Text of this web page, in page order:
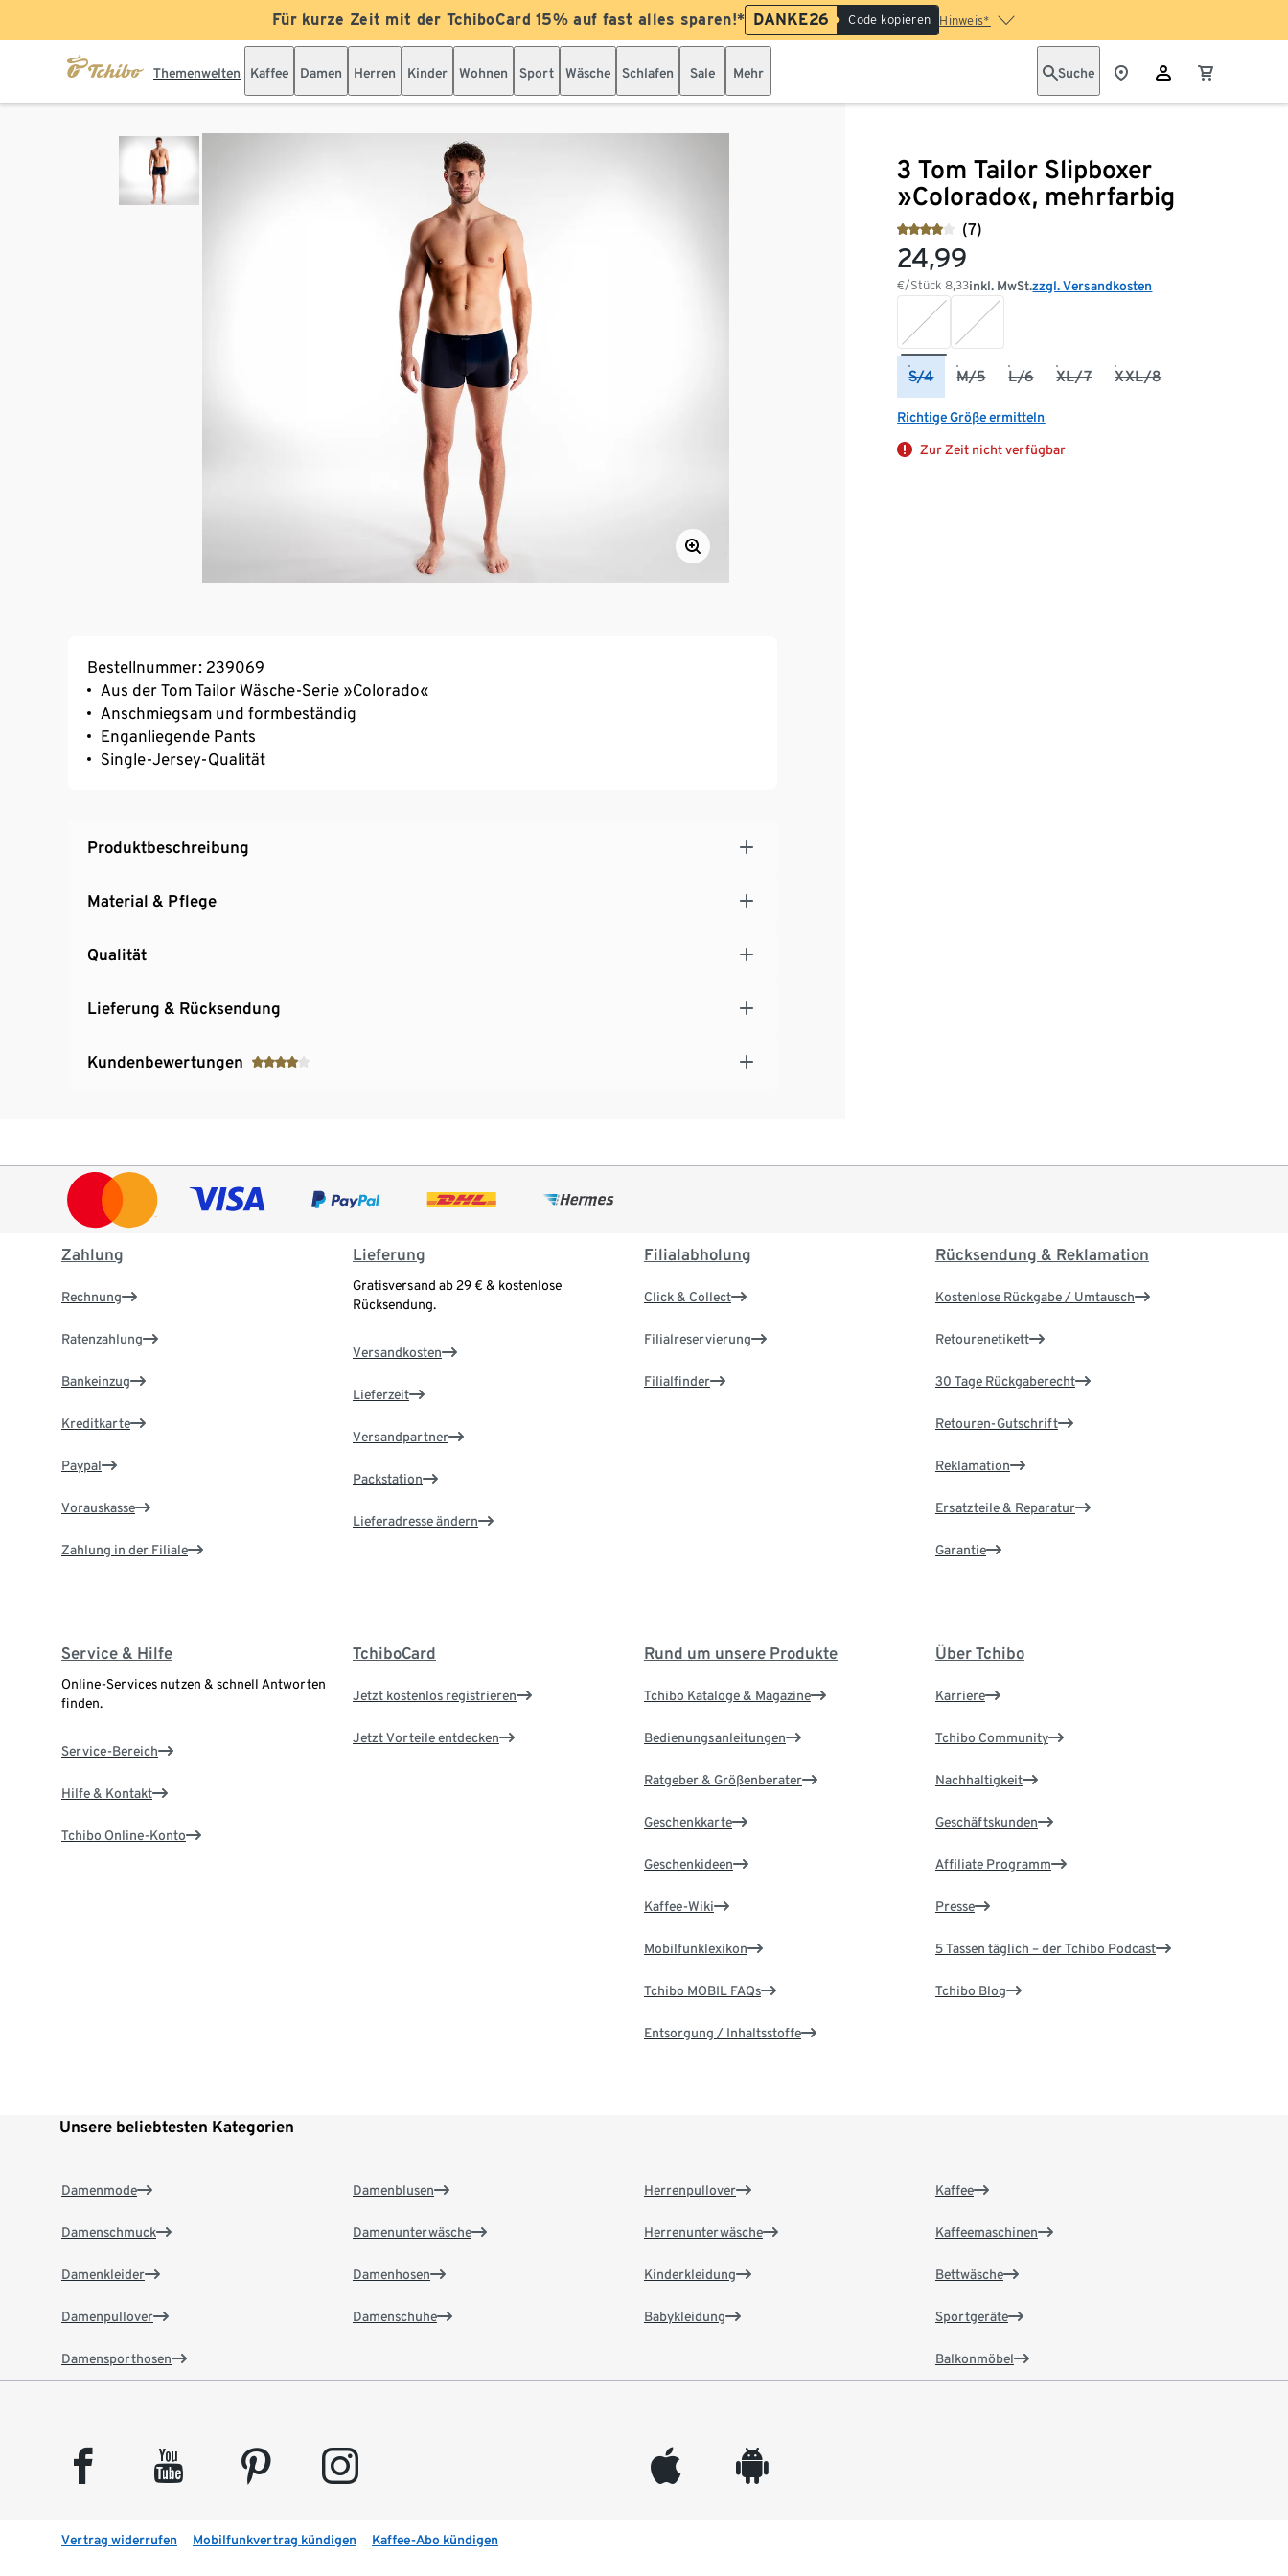
Für kurze Zeit mit der TchiboCard 15% auf fast alles sparen!* DANKE26 Code kopieren Hinweis*
Themenwelten Kaffee Damen Herren Kinder Wohnen Sport Wäsche Schlafen Sale Mehr Suche
3 Tom Tailor Slipboxer
»Colorado«, mehrfarbig
(7)
24,99
€/Stück8,33inkl. MwSt.zzgl. Versandkosten
S/4 M/5 L/6 XL/7 XXL/8
Richtige Größe ermitteln
Zur Zeit nicht verfügbar
Bestellnummer: 239069
Aus der Tom Tailor Wäsche-Serie »Colorado«
Anschmiegsam und formbeständig
Enganliegende Pants
Single-Jersey-Qualität
Produktbeschreibung
Material & Pflege
Qualität
Lieferung & Rücksendung
Kundenbewertungen
Zahlung
Rechnung
Ratenzahlung
Bankeinzug
Kreditkarte
Paypal
Vorauskasse
Zahlung in der Filiale
Lieferung
Gratisversand ab 29 € & kostenlose
Rücksendung.
Versandkosten
Lieferzeit
Versandpartner
Packstation
Lieferadresse ändern
Filialabholung
Click & Collect
Filialreservierung
Filialfinder
Rücksendung & Reklamation
Kostenlose Rückgabe / Umtausch
Retourenetikett
30 Tage Rückgaberecht
Retouren-Gutschrift
Reklamation
Ersatzteile & Reparatur
Garantie
Service & Hilfe
Online-Services nutzen & schnell Antworten
finden.
Service-Bereich
Hilfe & Kontakt
Tchibo Online-Konto
TchiboCard
Jetzt kostenlos registrieren
Jetzt Vorteile entdecken
Rund um unsere Produkte
Tchibo Kataloge & Magazine
Bedienungsanleitungen
Ratgeber & Größenberater
Geschenkkarte
Geschenkideen
Kaffee-Wiki
Mobilfunklexikon
Tchibo MOBIL FAQs
Entsorgung / Inhaltsstoffe
Über Tchibo
Karriere
Tchibo Community
Nachhaltigkeit
Geschäftskunden
Affiliate Programm
Presse
5 Tassen täglich – der Tchibo Podcast
Tchibo Blog
Unsere beliebtesten Kategorien
Damenmode
Damenschmuck
Damenkleider
Damenpullover
Damensporthosen
Damenblusen
Damenunterwäsche
Damenhosen
Damenschuhe
Herrenpullover
Herrenunterwäsche
Kinderkleidung
Babykleidung
Kaffee
Kaffeemaschinen
Bettwäsche
Sportgeräte
Balkonmöbel
facebook youtube pinterest instagram appleinc android
Vertrag widerrufen Mobilfunkvertrag kündigen Kaffee-Abo kündigen